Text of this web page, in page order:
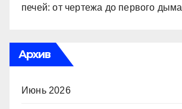
печей: от чертежа до первого дыма
Архив
Июнь 2026